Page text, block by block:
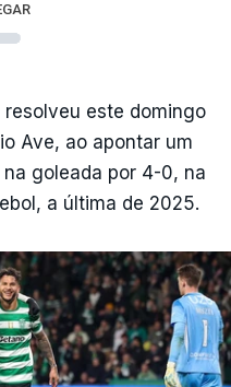
resolveu este domingo
Ave, ao apontar um
goleada por 4-0, na
a última de 2025.